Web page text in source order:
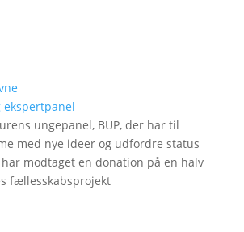
ekspertpanel
ungepanel, BUP, der har til
med nye ideer og udfordre status
modtaget en donation på en halv
fællesskabsprojekt